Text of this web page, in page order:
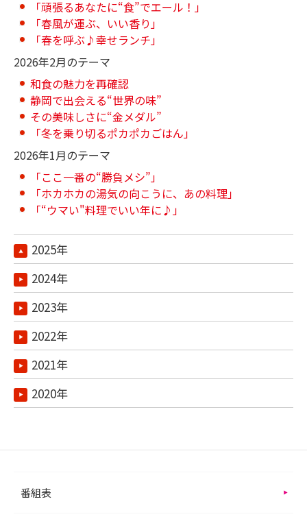
「頑張るあなたに“食”でエール！」
「春風が運ぶ、いい香り」
「春を呼ぶ♪幸せランチ」
2026年2月のテーマ
和食の魅力を再確認
静岡で出会える“世界の味”
その美味しさに“金メダル”
「冬を乗り切るポカポカごはん」
2026年1月のテーマ
「ここ一番の“勝負メシ”」
「ホカホカの湯気の向こうに、あの料理」
「“ウマい"料理でいい年に♪」
2025年
2024年
2023年
2022年
2021年
2020年
番組表